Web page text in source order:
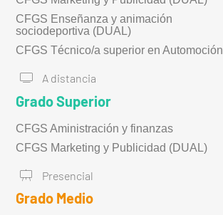
CFGS Enseñanza y animación
sociodeportiva (DUAL)
CFGS Técnico/a superior en Automoción
A distancia
Grado Superior
CFGS Aministración y finanzas
CFGS Marketing y Publicidad (DUAL)
Presencial
Grado Medio